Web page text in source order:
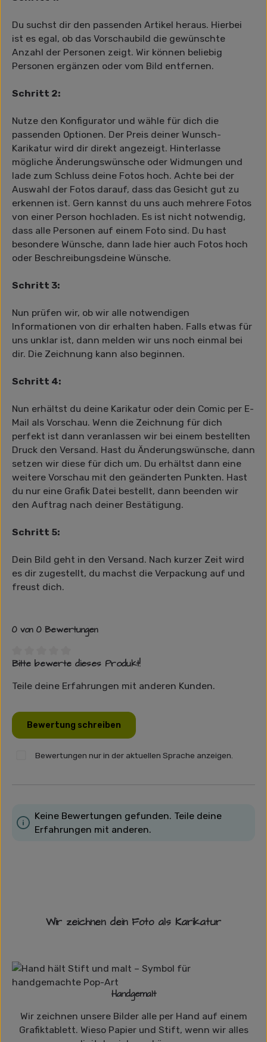
Du suchst dir den passenden Artikel heraus. Hierbei
ist es egal, ob das Vorschaubild die gewünschte
Anzahl der Personen zeigt. Wir können beliebig
Personen ergänzen oder vom Bild entfernen.
Schritt 2:
Nutze den Konfigurator und wähle für dich die
passenden Optionen. Der Preis deiner Wunsch-
Karikatur wird dir direkt angezeigt. Hinterlasse
mögliche Änderungswünsche oder Widmungen und
lade zum Schluss deine Fotos hoch. Achte bei der
Auswahl der Fotos darauf, dass das Gesicht gut zu
erkennen ist. Gern kannst du uns auch mehrere Fotos
von einer Person hochladen. Es ist nicht notwendig,
dass alle Personen auf einem Foto sind. Du hast
besondere Wünsche, dann lade hier auch Fotos hoch
oder Beschreibungsdeine Wünsche.
Schritt 3:
Nun prüfen wir, ob wir alle notwendigen
Informationen von dir erhalten haben. Falls etwas für
uns unklar ist, dann melden wir uns noch einmal bei
dir. Die Zeichnung kann also beginnen.
Schritt 4:
Nun erhältst du deine Karikatur oder dein Comic per E-
Mail als Vorschau. Wenn die Zeichnung für dich
perfekt ist dann veranlassen wir bei einem bestellten
Druck den Versand. Hast du Änderungswünsche, dann
setzen wir diese für dich um. Du erhältst dann eine
weitere Vorschau mit den geänderten Punkten. Hast
du nur eine Grafik Datei bestellt, dann beenden wir
den Auftrag nach deiner Bestätigung.
Schritt 5:
Dein Bild geht in den Versand. Nach kurzer Zeit wird
es dir zugestellt, du machst die Verpackung auf und
freust dich.
0 von 0 Bewertungen
Durchschnittliche Bewertung von 0 von 5 Sternen
Bitte bewerte dieses Produkt!
Teile deine Erfahrungen mit anderen Kunden.
Bewertung schreiben
Bewertungen nur in der aktuellen Sprache anzeigen.
Keine Bewertungen gefunden. Teile deine
Erfahrungen mit anderen.
Wir zeichnen dein Foto als Karikatur
Handgemalt
Wir zeichnen unsere Bilder alle per Hand auf einem
Grafiktablett. Wieso Papier und Stift, wenn wir alles